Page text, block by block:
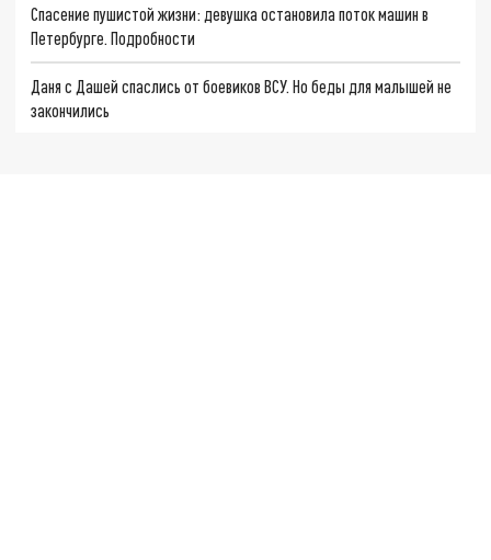
Спасение пушистой жизни: девушка остановила поток машин в
Петербурге. Подробности
Даня с Дашей спаслись от боевиков ВСУ. Но беды для малышей не
закончились